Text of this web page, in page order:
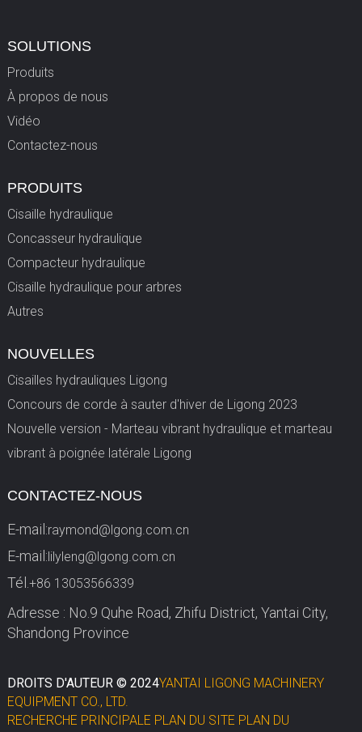
SOLUTIONS
Produits
À propos de nous
Vidéo
Contactez-nous
PRODUITS
Cisaille hydraulique
Concasseur hydraulique
Compacteur hydraulique
Cisaille hydraulique pour arbres
Autres
NOUVELLES
Cisailles hydrauliques Ligong
Concours de corde à sauter d'hiver de Ligong 2023
Nouvelle version - Marteau vibrant hydraulique et marteau
vibrant à poignée latérale Ligong
CONTACTEZ-NOUS
E-mail:raymond@lgong.com.cn
E-mail:lilyleng@lgong.com.cn
Tél. +86 13053566339
Adresse : No.9 Quhe Road, Zhifu District, Yantai City,
Shandong Province
DROITS D'AUTEUR © 2024YANTAI LIGONG MACHINERY
EQUIPMENT CO., LTD.
RECHERCHE PRINCIPALE PLAN DU SITE PLAN DU